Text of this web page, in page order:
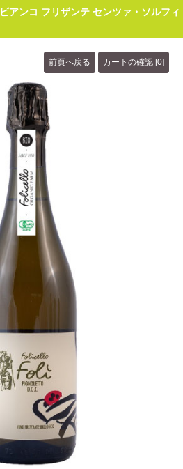
アンコ フリザンテ センツァ・ソルフィ